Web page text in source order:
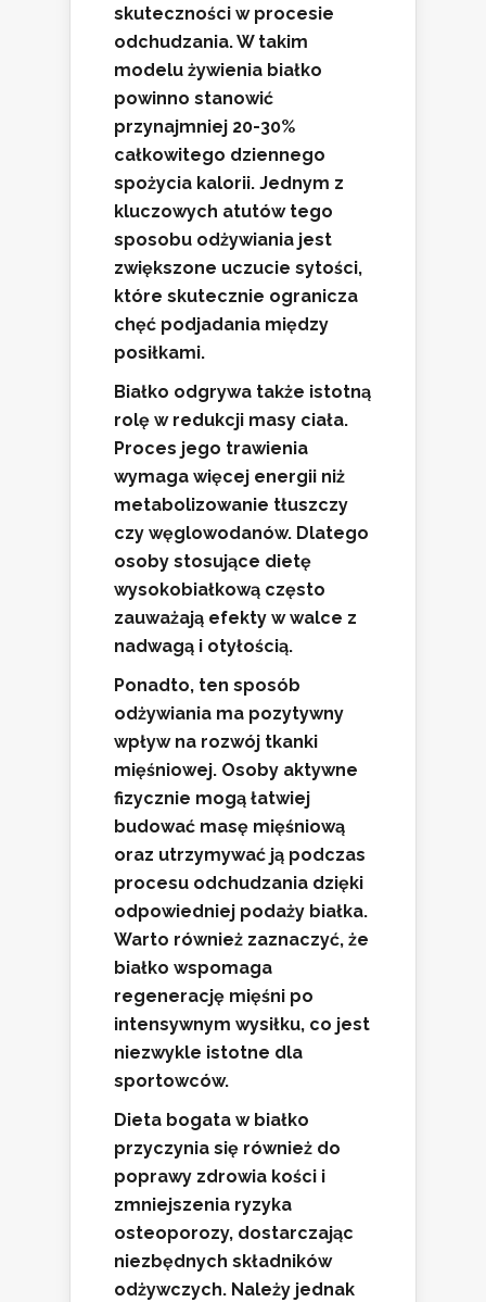
skuteczności w procesie
odchudzania. W takim
modelu żywienia białko
powinno stanowić
przynajmniej 20-30%
całkowitego dziennego
spożycia kalorii. Jednym z
kluczowych atutów tego
sposobu odżywiania jest
zwiększone uczucie sytości,
które skutecznie ogranicza
chęć podjadania między
posiłkami.
Białko odgrywa także istotną
rolę w redukcji masy ciała.
Proces jego trawienia
wymaga więcej energii niż
metabolizowanie tłuszczy
czy węglowodanów. Dlatego
osoby stosujące dietę
wysokobiałkową często
zauważają efekty w walce z
nadwagą i otyłością.
Ponadto, ten sposób
odżywiania ma pozytywny
wpływ na rozwój tkanki
mięśniowej. Osoby aktywne
fizycznie mogą łatwiej
budować masę mięśniową
oraz utrzymywać ją podczas
procesu odchudzania dzięki
odpowiedniej podaży białka.
Warto również zaznaczyć, że
białko wspomaga
regenerację mięśni po
intensywnym wysiłku, co jest
niezwykle istotne dla
sportowców.
Dieta bogata w białko
przyczynia się również do
poprawy zdrowia kości i
zmniejszenia ryzyka
osteoporozy, dostarczając
niezbędnych składników
odżywczych. Należy jednak